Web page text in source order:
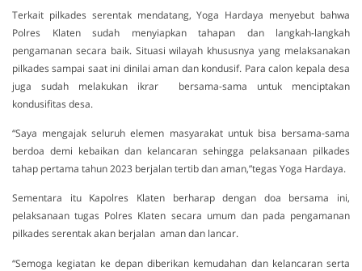
Terkait pilkades serentak mendatang, Yoga Hardaya menyebut bahwa
Polres Klaten sudah menyiapkan tahapan dan langkah-langkah
pengamanan secara baik. Situasi wilayah khususnya yang melaksanakan
pilkades sampai saat ini dinilai aman dan kondusif. Para calon kepala desa
juga sudah melakukan ikrar bersama-sama untuk menciptakan
kondusifitas desa.
“Saya mengajak seluruh elemen masyarakat untuk bisa bersama-sama
berdoa demi kebaikan dan kelancaran sehingga pelaksanaan pilkades
tahap pertama tahun 2023 berjalan tertib dan aman,”tegas Yoga Hardaya.
Sementara itu Kapolres Klaten berharap dengan doa bersama ini,
pelaksanaan tugas Polres Klaten secara umum dan pada pengamanan
pilkades serentak akan berjalan aman dan lancar.
“Semoga kegiatan ke depan diberikan kemudahan dan kelancaran serta